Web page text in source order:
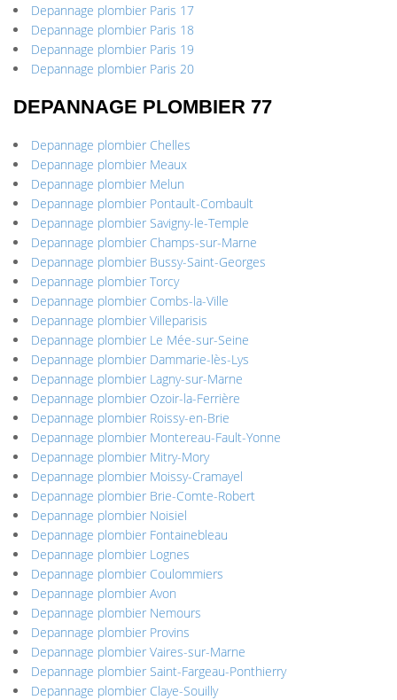
Depannage plombier Paris 17
Depannage plombier Paris 18
Depannage plombier Paris 19
Depannage plombier Paris 20
DEPANNAGE PLOMBIER 77
Depannage plombier Chelles
Depannage plombier Meaux
Depannage plombier Melun
Depannage plombier Pontault-Combault
Depannage plombier Savigny-le-Temple
Depannage plombier Champs-sur-Marne
Depannage plombier Bussy-Saint-Georges
Depannage plombier Torcy
Depannage plombier Combs-la-Ville
Depannage plombier Villeparisis
Depannage plombier Le Mée-sur-Seine
Depannage plombier Dammarie-lès-Lys
Depannage plombier Lagny-sur-Marne
Depannage plombier Ozoir-la-Ferrière
Depannage plombier Roissy-en-Brie
Depannage plombier Montereau-Fault-Yonne
Depannage plombier Mitry-Mory
Depannage plombier Moissy-Cramayel
Depannage plombier Brie-Comte-Robert
Depannage plombier Noisiel
Depannage plombier Fontainebleau
Depannage plombier Lognes
Depannage plombier Coulommiers
Depannage plombier Avon
Depannage plombier Nemours
Depannage plombier Provins
Depannage plombier Vaires-sur-Marne
Depannage plombier Saint-Fargeau-Ponthierry
Depannage plombier Claye-Souilly